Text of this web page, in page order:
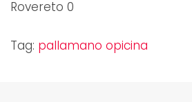
Rovereto 0
Tag: pallamano opicina